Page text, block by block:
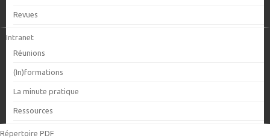
Revues
Intranet
Réunions
(In)formations
La minute pratique
Ressources
Répertoire PDF